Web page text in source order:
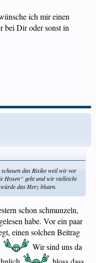
ich mir einen
bei Dir oder sonst in
das Risiko weil wir vor
Hosen“ geht und wir vielleicht
das Herz bluten.
schon schmunzeln,
habe. Vor ein paar
einen solchen Beitrag
Wir sind uns da